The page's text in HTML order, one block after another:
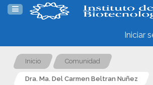
Iniciar
Inicio Comunidad
Dra. Ma. Del Carmen Beltran Nuñez